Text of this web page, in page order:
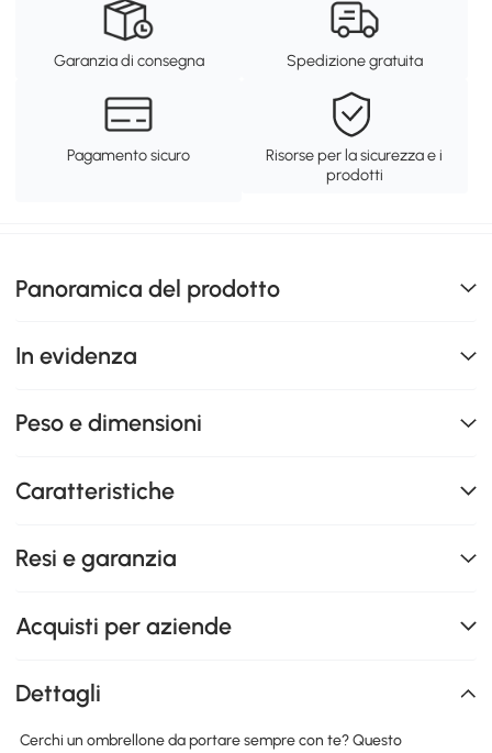
Garanzia di consegna Spedizione gratuita
Pagamento sicuro
Risorse per la sicurezza e i
prodotti
Panoramica del prodotto
In evidenza
Peso e dimensioni
Caratteristiche
Resi e garanzia
Acquisti per aziende
Dettagli
Cerchi un ombrellone da portare sempre con te? Questo